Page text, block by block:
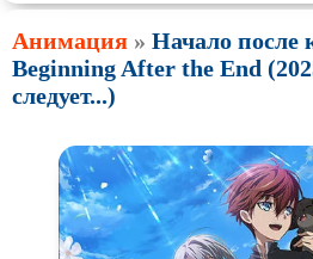
Анимация » Начало после
Beginning After the End
следует...)